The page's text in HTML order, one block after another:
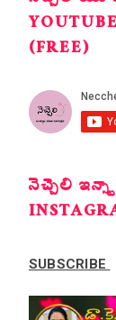
(FREE)
నెచ్చెలి
SUBSCRIBE